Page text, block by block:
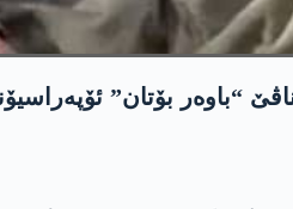
بۆتان”